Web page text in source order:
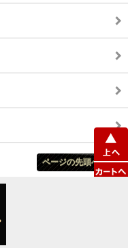
ページの先頭へ戻る